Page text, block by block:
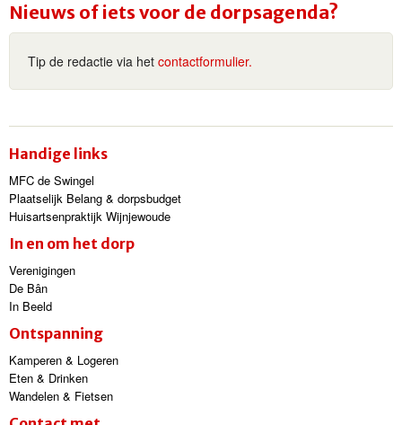
Nieuws of iets voor de dorpsagenda?
Tip de redactie via het contactformulier.
Handige links
MFC de Swingel
Plaatselijk Belang & dorpsbudget
Huisartsenpraktijk Wijnjewoude
In en om het dorp
Verenigingen
De Bân
In Beeld
Ontspanning
Kamperen & Logeren
Eten & Drinken
Wandelen & Fietsen